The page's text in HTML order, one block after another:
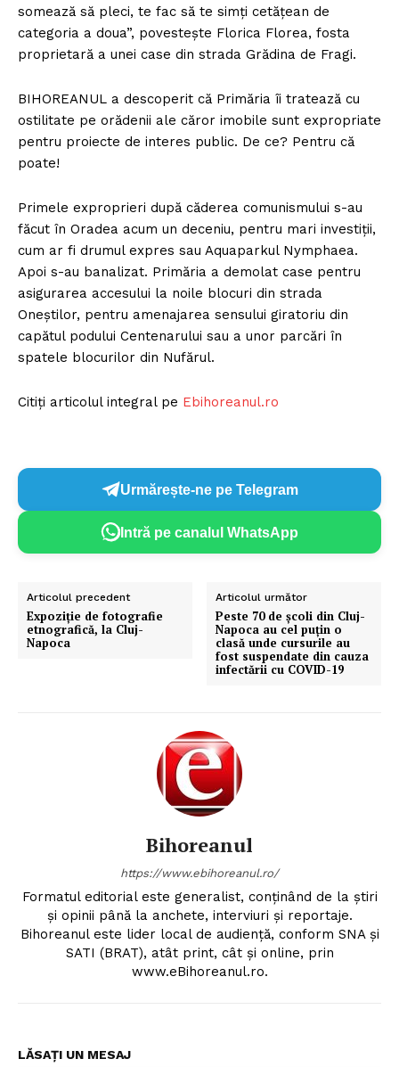
somează să pleci, te fac să te simţi cetăţean de
categoria a doua”, povesteşte Florica Florea, fosta
proprietară a unei case din strada Grădina de Fragi.
BIHOREANUL a descoperit că Primăria îi tratează cu
ostilitate pe orădenii ale căror imobile sunt expropriate
pentru proiecte de interes public. De ce? Pentru că
poate!
Primele exproprieri după căderea comunismului s-au
făcut în Oradea acum un deceniu, pentru mari investiţii,
cum ar fi drumul expres sau Aquaparkul Nymphaea.
Apoi s-au banalizat. Primăria a demolat case pentru
asigurarea accesului la noile blocuri din strada
Oneştilor, pentru amenajarea sensului giratoriu din
capătul podului Centenarului sau a unor parcări în
spatele blocurilor din Nufărul.
Citiți articolul integral pe Ebihoreanul.ro
Urmărește-ne pe Telegram
Intră pe canalul WhatsApp
Articolul precedent
Expoziție de fotografie
etnografică, la Cluj-
Napoca
Articolul următor
Peste 70 de școli din Cluj-
Napoca au cel puțin o
clasă unde cursurile au
fost suspendate din cauza
infectării cu COVID-19
Bihoreanul
https://www.ebihoreanul.ro/
Formatul editorial este generalist, conţinând de la ştiri
şi opinii până la anchete, interviuri şi reportaje.
Bihoreanul este lider local de audienţă, conform SNA şi
SATI (BRAT), atât print, cât şi online, prin
www.eBihoreanul.ro.
LĂSAȚI UN MESAJ